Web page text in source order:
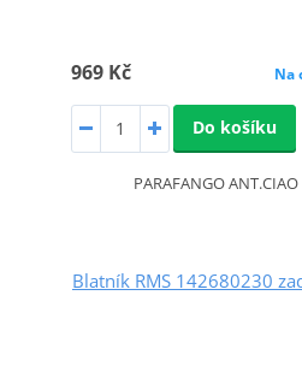
969 Kč Na
Do košíku
PARAFANGO ANT.CIAO
Blatník RMS 142680230